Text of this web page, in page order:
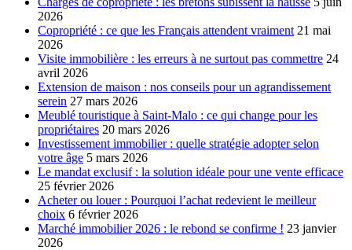
2026
Copropriété : ce que les Français attendent vraiment 21 mai
2026
Visite immobilière : les erreurs à ne surtout pas commettre 24
avril 2026
Extension de maison : nos conseils pour un agrandissement
serein 27 mars 2026
Meublé touristique à Saint-Malo : ce qui change pour les
propriétaires 20 mars 2026
Investissement immobilier : quelle stratégie adopter selon
votre âge 5 mars 2026
Le mandat exclusif : la solution idéale pour une vente efficace
25 février 2026
Acheter ou louer : Pourquoi l’achat redevient le meilleur
choix 6 février 2026
Marché immobilier 2026 : le rebond se confirme ! 23 janvier
2026